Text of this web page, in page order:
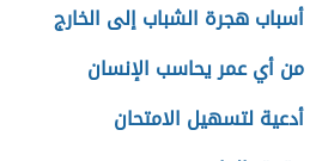
أسباب هجرة الشباب إلى الخارج
من أي عمر يحاسب الإنسان
أدعية لتسهيل الامتحان